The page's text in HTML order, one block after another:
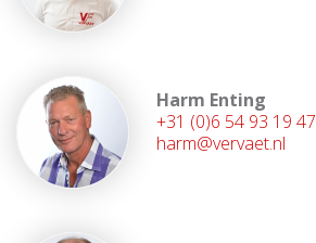
Harm Enting
+31 (0)6 54 93 19 47
harm@vervaet.nl